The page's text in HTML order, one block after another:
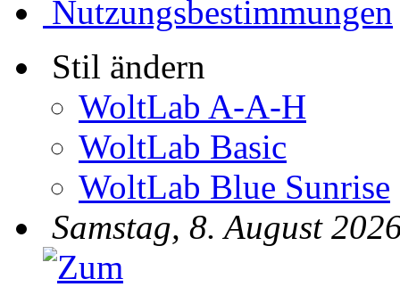
Nutzungsbestimmungen
Stil ändern
WoltLab A-A-H
WoltLab Basic
WoltLab Blue Sunrise
Samstag, 8. August